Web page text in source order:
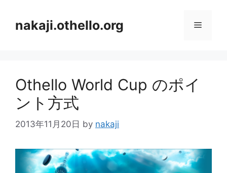
nakaji.othello.org メ
Othello World Cup のポイ
ント方式
2013年11月20日 by nakaji